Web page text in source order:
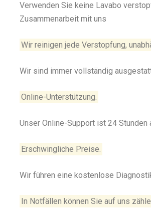
Verwenden Sie keine Lavabo
Zusammenarbeit mit uns
Wir reinigen jede Verstopfung,
Wir sind immer vollständig
Online-Unterstützung.
Unser Online-Support ist 24 Stunden
Erschwingliche Preise.
Wir führen eine kostenlose
In Notfällen können Sie auf uns